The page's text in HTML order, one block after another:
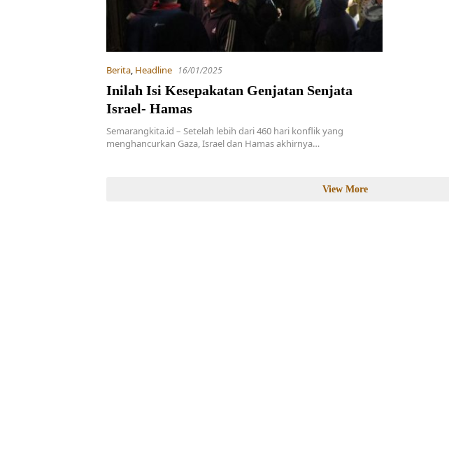
Berita, Headline 16/01/2025
Inilah Isi Kesepakatan Genjatan Senjata
Israel- Hamas
Semarangkita.id – Setelah lebih dari 460 hari konflik yang
menghancurkan Gaza, Israel dan Hamas akhirnya…
View More